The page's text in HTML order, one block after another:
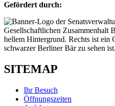
Gefördert durch:
SITEMAP
Ihr Besuch
Öffnungszeiten